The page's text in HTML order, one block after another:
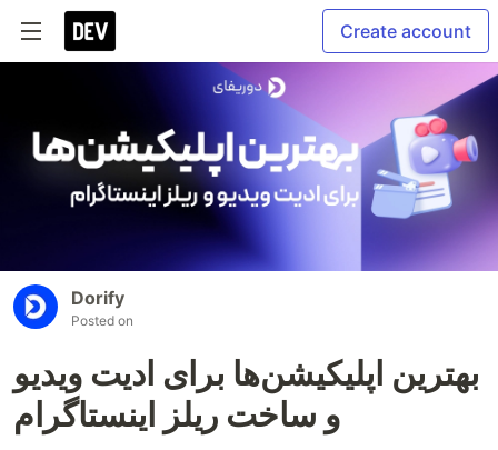
Create account
Dorify
Posted on
بهترین اپلیکیشن‌ها برای ادیت ویدیو
و ساخت ریلز اینستاگرام